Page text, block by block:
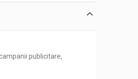
publicitare,